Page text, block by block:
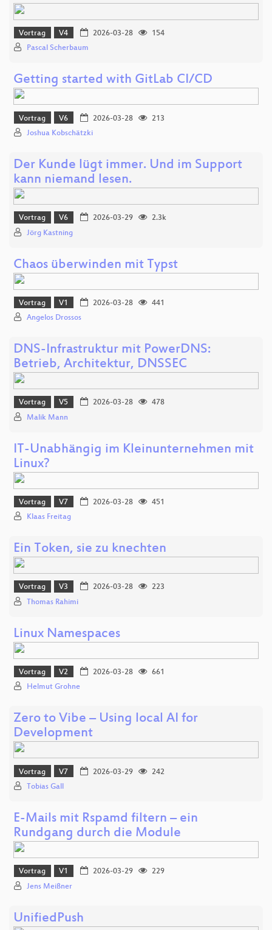
Vortrag V4 2026-03-28
154
Pascal Scherbaum
Getting started with GitLab CI/CD
Vortrag V6 2026-03-28
213
Joshua Kobschätzki
Der Kunde lügt immer. Und im Support
kann niemand lesen.
Vortrag V6 2026-03-29
2.3k
Jörg Kastning
Chaos überwinden mit Typst
Vortrag V1 2026-03-28
441
Angelos Drossos
DNS-Infrastruktur mit PowerDNS:
Betrieb, Architektur, DNSSEC
Vortrag V5 2026-03-28
478
Malik Mann
IT-Unabhängig im Kleinunternehmen mit
Linux?
Vortrag V7 2026-03-28
451
Klaas Freitag
Ein Token, sie zu knechten
Vortrag V3 2026-03-28
223
Thomas Rahimi
Linux Name­spaces
Vortrag V2 2026-03-28
661
Helmut Grohne
Zero to Vibe – Using local AI for
Development
Vortrag V7 2026-03-29
242
Tobias Gall
E-Mails mit Rspamd filtern – ein
Rundgang durch die Module
Vortrag V1 2026-03-29
229
Jens Meißner
UnifiedPush